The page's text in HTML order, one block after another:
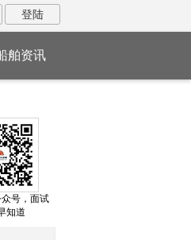
登陆
舶资讯
号，面试
知道